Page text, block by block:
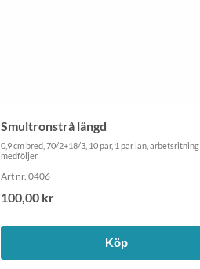
Smultronstrå längd
0,9 cm bred, 70/2+18/3, 10 par, 1 par lan, arbetsritning
medföljer
Art nr. 0406
100,00 kr
Köp